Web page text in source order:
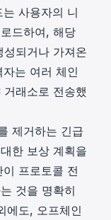
사용자의 니
드하여, 해당
되거나 가져온
자는 여러 체인
래소로 전송했
제거하는 긴급
한 보상 계획을
프로토콜 전
것을 명확히
에도, 오프체인